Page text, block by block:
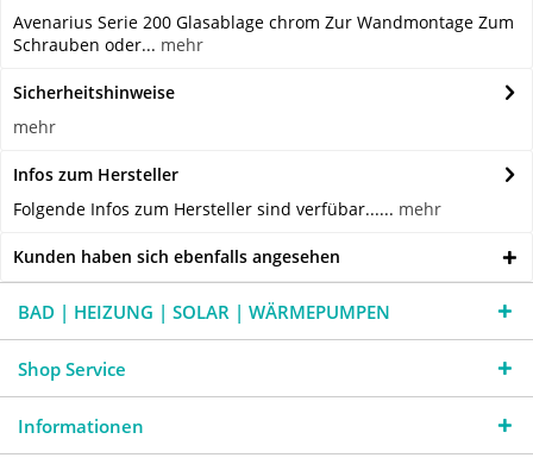
Avenarius Serie 200 Glasablage chrom Zur Wandmontage Zum
Schrauben oder... mehr
Sicherheitshinweise
mehr
Infos zum Hersteller
Folgende Infos zum Hersteller sind verfübar...... mehr
Kunden haben sich ebenfalls angesehen
BAD | HEIZUNG | SOLAR | WÄRMEPUMPEN
Shop Service
Informationen